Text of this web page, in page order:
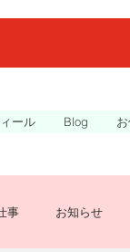
ール Blog
事 お知らせ